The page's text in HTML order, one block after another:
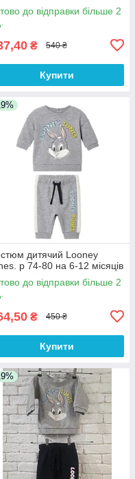
до відправки більше 2
₴ 540 ₴
Купити
дитячий Looney
р 74-80 на 6-12 місяців
до відправки більше 2
₴ 450 ₴
Купити